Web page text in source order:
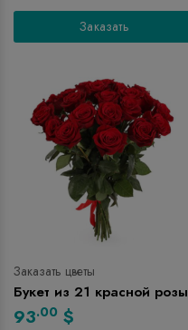
Заказать
Заказать цветы
Букет из 21 красной розы
93.00 $